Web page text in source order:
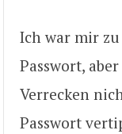
Ich war mir
Passwort,
Verrecken
Passwort